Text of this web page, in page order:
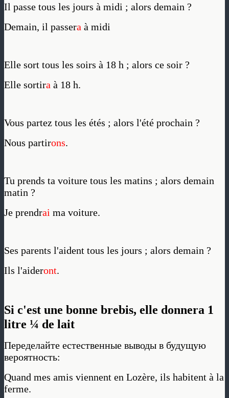
Il passe tous les jours à midi ; alors demain ?
Demain, il passera à midi
Elle sort tous les soirs à 18 h ; alors ce soir ?
Elle sortira à 18 h.
Vous partez tous les étés ; alors l'été prochain ?
Nous partirons.
Tu prends ta voiture tous les matins ; alors demain
matin ?
Je prendrai ma voiture.
Ses parents l'aident tous les jours ; alors demain ?
Ils l'aideront.
Si c'est une bonne brebis, elle donnera 1
litre ¼ de lait
Переделайте естественные выводы в будущую
вероятность:
Quand mes amis viennent en Lozère, ils habitent à la
ferme.